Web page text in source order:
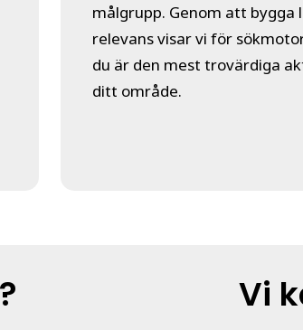
målgrupp. Genom att bygga
relevans visar vi för
du är den mest trovärdiga
ditt område.
Vi